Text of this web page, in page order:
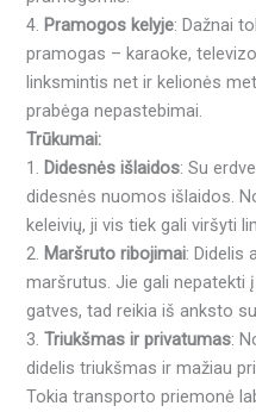
4. Pramogos kelyje: Dažnai
pramogas – karaoke,
linksmintis net ir kelionės
prabėga nepastebimai.
Trūkumai:
1. Didesnės išlaidos: Su
didesnės nuomos išlaidos.
keleivių, ji vis tiek gali viršyti
2. Maršruto ribojimai: Didelis
maršrutus. Jie gali nepatekti
gatves, tad reikia iš anksto
3.Triukšmas ir privatumas:
didelis triukšmas ir mažiau
Tokia transporto priemonė